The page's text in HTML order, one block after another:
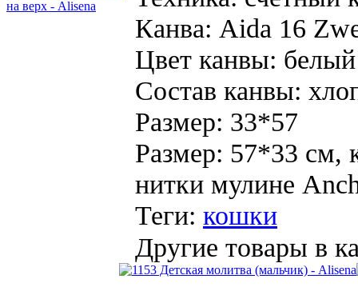
Канва: Aida 16
Цвет канвы: белый
Состав канвы:
Размер: 33*57
Размер: 57*33 см,
нитки мулине
Теги: кошки
Другие товары в